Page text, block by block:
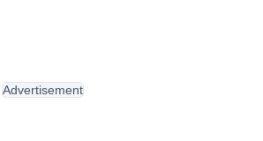
Advertisement